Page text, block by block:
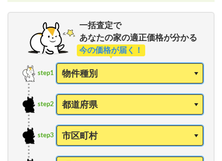
一括査定で
あなたの家の適正価格が分かる
今の価格が届く！
step1
step2
step3